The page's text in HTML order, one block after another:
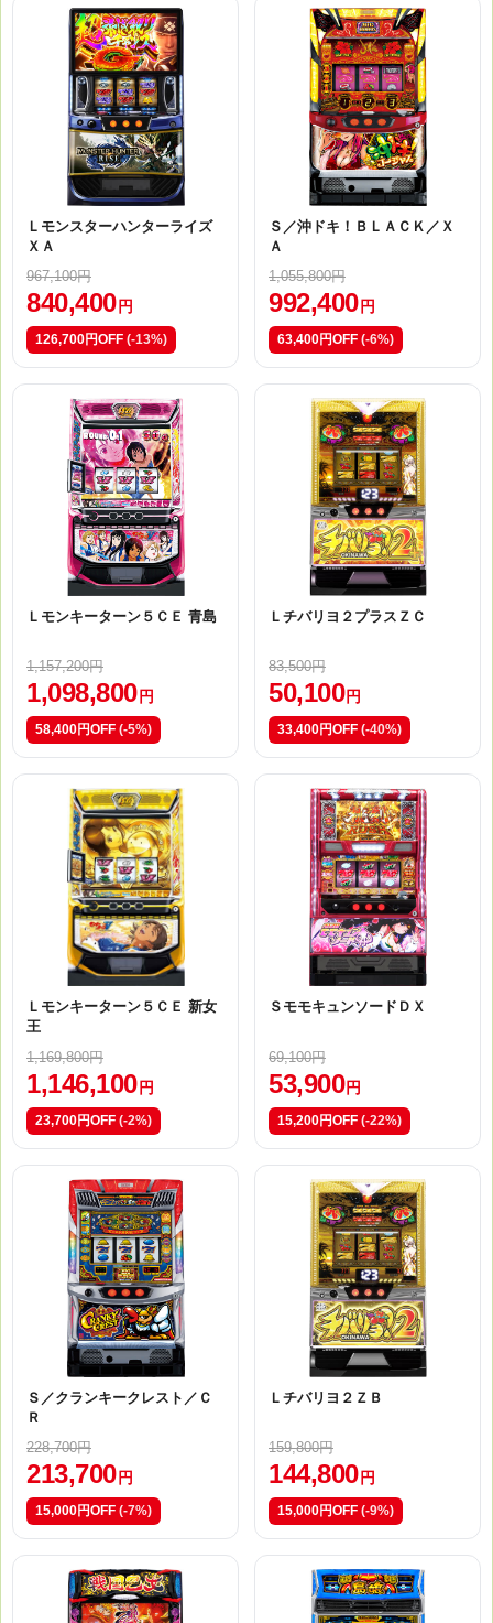
Ｌモンスターハンターライズ
ＸＡ
967,100円
840,400 円
126,700円OFF (-13%)
Ｓ／沖ドキ！ＢＬＡＣＫ／Ｘ
Ａ
1,055,800円
992,400 円
63,400円OFF (-6%)
Ｌモンキーターン５ＣＥ 青島
1,157,200円
1,098,800 円
58,400円OFF (-5%)
Ｌチバリヨ２プラスＺＣ
83,500円
50,100 円
33,400円OFF (-40%)
Ｌモンキーターン５ＣＥ 新女
王
1,169,800円
1,146,100 円
23,700円OFF (-2%)
ＳモモキュンソードＤＸ
69,100円
53,900 円
15,200円OFF (-22%)
Ｓ／クランキークレスト／Ｃ
Ｒ
228,700円
213,700 円
15,000円OFF (-7%)
Ｌチバリヨ２ＺＢ
159,800円
144,800 円
15,000円OFF (-9%)